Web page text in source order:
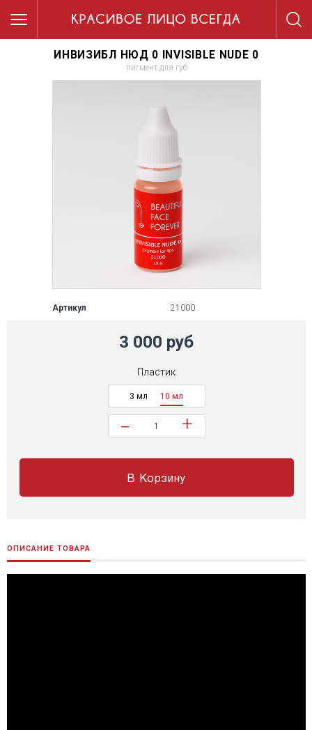
ИНВИЗИБЛ НЮД 0 INVISIBLE NUDE 0
пигмент для губ
Артикул 21000
3 000 руб
Пластик
3 мл 10 мл
− +
В Корзину
ОПИСАНИЕ ТОВАРА